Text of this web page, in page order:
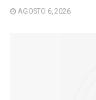
AGOSTO 6, 2026